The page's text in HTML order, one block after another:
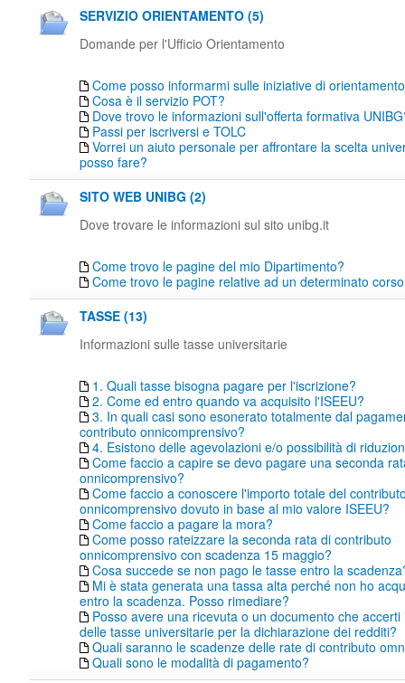
SERVIZIO ORIENTAMENTO (5)
Domande per l'Ufficio Orientamento
Come posso informarmi sulle iniziative di
Cosa è il servizio POT?
Dove trovo le informazioni sull'offerta formativa
Passi per iscriversi e TOLC
Vorrei un aiuto personale per affrontare la scelta
posso fare?
SITO WEB UNIBG (2)
Dove trovare le informazioni sul sito unibg.it
Come trovo le pagine del mio Dipartimento?
Come trovo le pagine relative ad un determinato
TASSE (13)
Informazioni sulle tasse universitarie
1. Quali tasse bisogna pagare per l'iscrizione?
2. Come ed entro quando va acquisito l'ISEEU?
3. In quali casi sono esonerato totalmente dal
contributo onnicomprensivo?
4. Esistono delle agevolazioni e/o possibilità di
Come faccio a capire se devo pagare una seconda
onnicomprensivo?
Come faccio a conoscere l'importo totale del
onnicomprensivo dovuto in base al mio valore ISEEU?
Come faccio a pagare la mora?
Come posso rateizzare la seconda rata di contributo
onnicomprensivo con scadenza 15 maggio?
Cosa succede se non pago le tasse entro la
Mi è stata generata una tassa alta perché non ho
entro la scadenza. Posso rimediare?
Posso avere una ricevuta o un documento che
delle tasse universitarie per la dichiarazione dei redditi?
Quali saranno le scadenze delle rate di contributo
Quali sono le modalità di pagamento?